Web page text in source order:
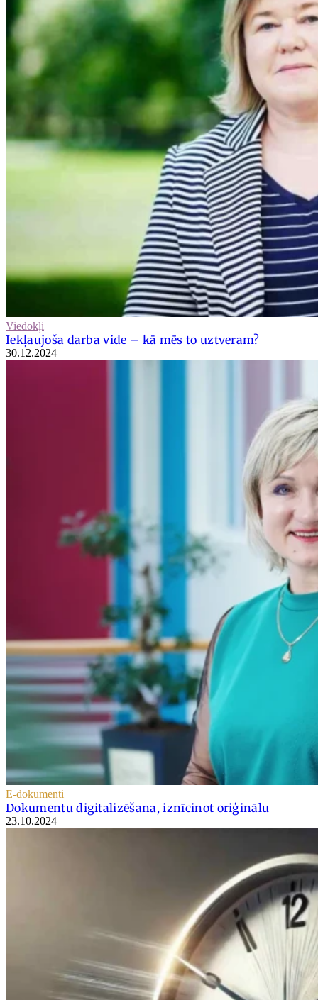
Viedokļi
Iekļaujoša darba vide – kā mēs to uztveram?
30.12.2024
E-dokumenti
Dokumentu digitalizēšana, iznīcinot oriģinālu
23.10.2024